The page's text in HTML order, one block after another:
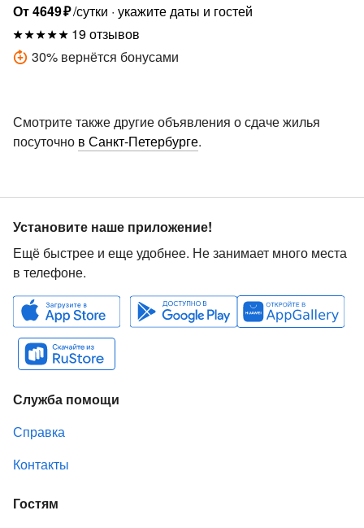
От4649₽/сутки укажите даты и гостей
19 отзывов
30% вернётся бонусами
Смотрите также другие объявления о сдаче жилья
посуточно в Санкт-Петербурге.
Установите наше приложение!
Ещё быстрее и еще удобнее. Не занимает много места
в телефоне.
Служба помощи
Справка
Контакты
Гостям